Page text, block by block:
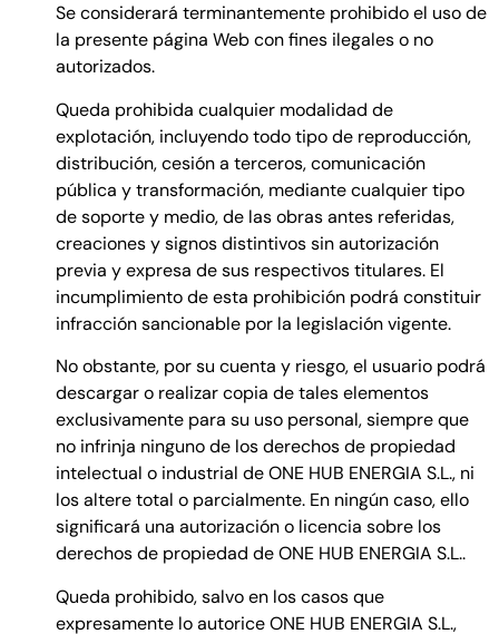
Se considerará terminantemente prohibido el uso de
la presente página Web con fines ilegales o no
autorizados.
Queda prohibida cualquier modalidad de
explotación, incluyendo todo tipo de reproducción,
distribución, cesión a terceros, comunicación
pública y transformación, mediante cualquier tipo
de soporte y medio, de las obras antes referidas,
creaciones y signos distintivos sin autorización
previa y expresa de sus respectivos titulares. El
incumplimiento de esta prohibición podrá constituir
infracción sancionable por la legislación vigente.
No obstante, por su cuenta y riesgo, el usuario podrá
descargar o realizar copia de tales elementos
exclusivamente para su uso personal, siempre que
no infrinja ninguno de los derechos de propiedad
intelectual o industrial de ONE HUB ENERGIA S.L., ni
los altere total o parcialmente. En ningún caso, ello
significará una autorización o licencia sobre los
derechos de propiedad de ONE HUB ENERGIA S.L..
Queda prohibido, salvo en los casos que
expresamente lo autorice ONE HUB ENERGIA S.L.,